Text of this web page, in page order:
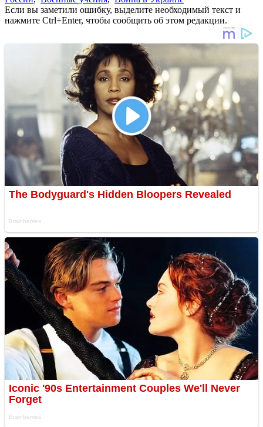
Если вы заметили ошибку, выделите необходимый текст и
нажмите Ctrl+Enter, чтобы сообщить об этом редакции.